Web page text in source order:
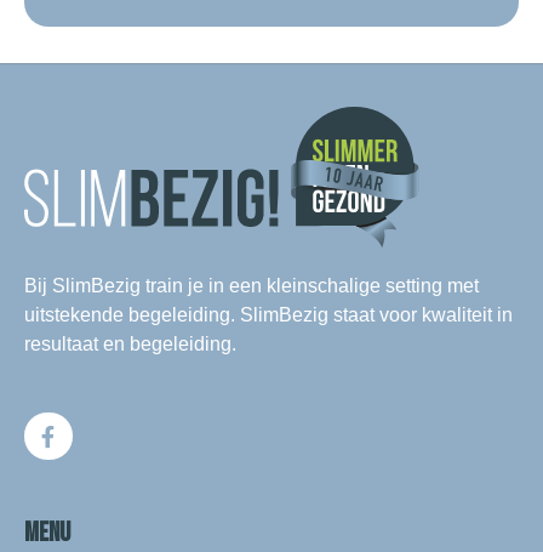
Bij SlimBezig train je in een kleinschalige setting met
uitstekende begeleiding. SlimBezig staat voor kwaliteit in
resultaat en begeleiding.
MENU